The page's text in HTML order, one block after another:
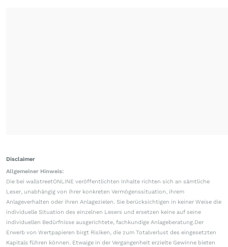
Disclaimer
Allgemeiner Hinweis:
Die bei wallstreetONLINE veröffentlichten Inhalte richten sich an sämtliche
Leser, unabhängig von ihrer konkreten Vermögenssituation, ihrem
Anlageverhalten oder ihren Anlagezielen. Sie berücksichtigen in keiner Weise die
individuelle Situation des einzelnen Lesers und ersetzen keine auf seine
individuellen Bedürfnisse ausgerichtete, fachkundige Anlageberatung.Der
Erwerb von Wertpapieren birgt Risiken, die zum Totalverlust des eingesetzten
Kapitals führen können. Etwaige in der Vergangenheit erzielte Gewinne bieten